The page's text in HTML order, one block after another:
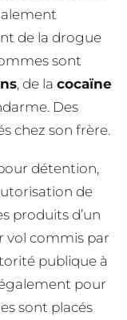
de la drogue
sont
, de la cocaïne
Des
chez son frère.
détention,
de
produits d’un
vol commis par
publique à
pour
sont placés